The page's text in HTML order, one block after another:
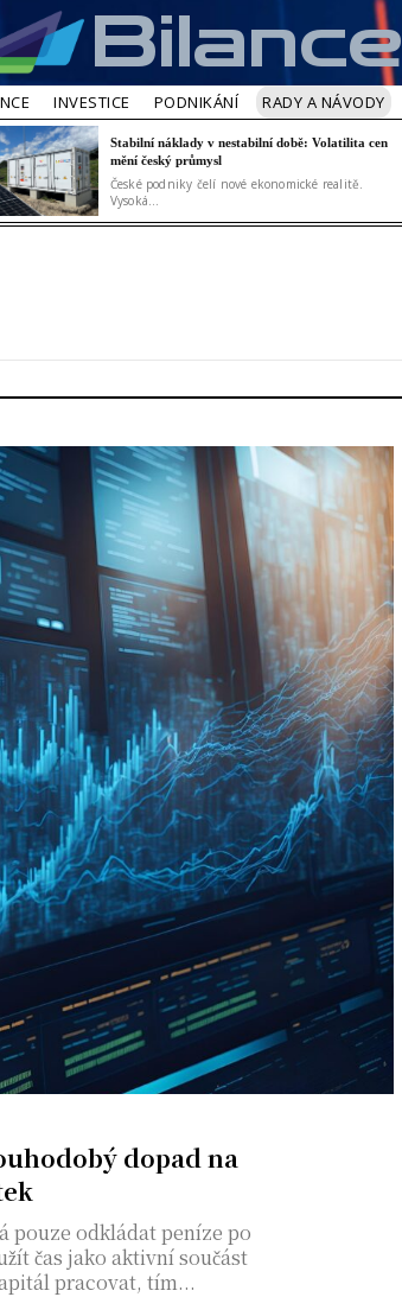
Bilance
INVESTICE PODNIKÁNÍ RADY A NÁVODY
Stabilní náklady v nestabilní době: Volatilita cen
mění český průmysl
České podniky čelí nové ekonomické realitě.
Vysoká...
dopad na
pouze odkládat peníze po
čas jako aktivní součást
pracovat, tím...